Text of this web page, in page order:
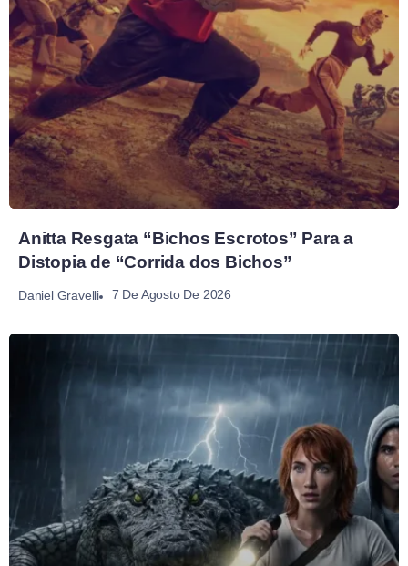
Anitta Resgata “Bichos Escrotos” Para a
Distopia de “Corrida dos Bichos”
Daniel Gravelli 7 De Agosto De 2026